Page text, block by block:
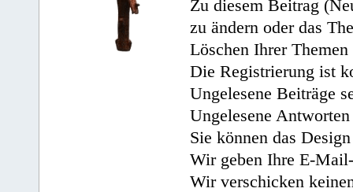
Zu diesem Beitrag
zu ändern oder das
Löschen Ihrer
Die Registrierung ist
Ungelesene Beiträge
Ungelesene
Sie können das
Wir geben Ihre E-
Wir verschicken